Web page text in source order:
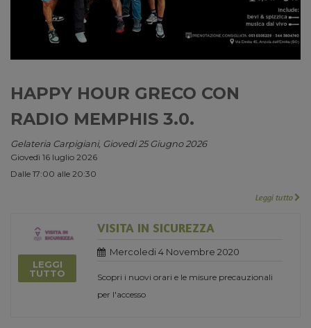
HAPPY HOUR GRECO CON
RADIO MEMPHIS 3.0.
Gelateria Carpigiani, Giovedi 25 Giugno 2026
Giovedì 16 luglio 2026
Dalle 17:00 alle 20:30
Leggi tutto
LEGGI
TUTTO
VISITA IN SICUREZZA
Mercoledi 4 Novembre 2020
Scopri i nuovi orari e le misure precauzionali
per l'accesso